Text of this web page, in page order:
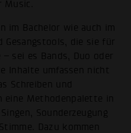
im Bachelor wie auch im
Gesangstools, die sie für
– sei es Bands, Duo oder
Inhalte umfassen nicht
Schreiben und
eine Methodenpalette in
Sounderzeugung
Dazu kommen